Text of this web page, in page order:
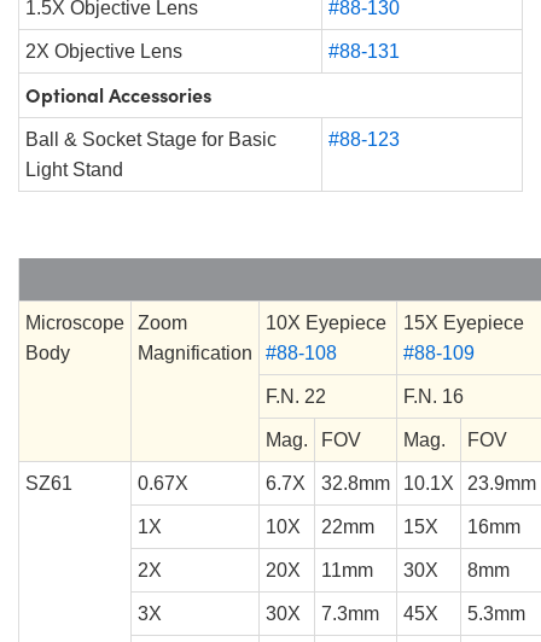
1.5X Objective Lens #88-130
2X Objective Lens #88-131
Optional Accessories
Ball & Socket Stage for Basic
Light Stand
#88-123
Microscope
Body
Zoom
Magnification
10X Eyepiece
#88-108
15X Eyepiece
#88-109
F.N. 22 F.N. 16
Mag. FOV Mag. FOV
SZ61 0.67X 6.7X 32.8mm 10.1X 23.9mm
1X 10X 22mm 15X 16mm
2X 20X 11mm 30X 8mm
3X 30X 7.3mm 45X 5.3mm